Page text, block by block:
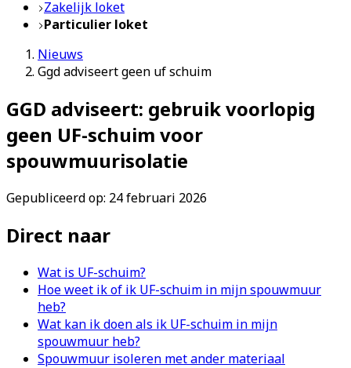
Zakelijk loket
Particulier loket
Nieuws
Ggd adviseert geen uf schuim
GGD adviseert: gebruik voorlopig
geen UF-schuim voor
spouwmuurisolatie
Gepubliceerd op: 24 februari 2026
Direct naar
Wat is UF-schuim?
Hoe weet ik of ik UF-schuim in mijn spouwmuur
heb?
Wat kan ik doen als ik UF-schuim in mijn
spouwmuur heb?
Spouwmuur isoleren met ander materiaal